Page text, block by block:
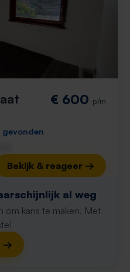
€ 600 p/m
gevonden
Bekijk & reageer →
al weg
om kans te maken. Met
→